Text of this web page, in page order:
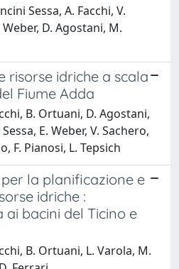
Sessa, A. Facchi, V.
D. Agostani, M.
risorse idriche a scala
Fiume Adda
B. Ortuani, D. Agostani,
E. Weber, V. Sachero,
F. Pianosi, L. Tepsich
la planificazione e
idriche :
bacini del Ticino e
B. Ortuani, L. Varola, M.